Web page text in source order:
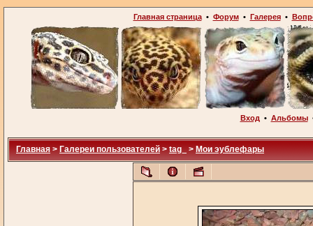
Главная страница• Форум• Галерея•
Вход • Альбомы
Главная > Галереи пользователей > tag_ > Мои эублефары